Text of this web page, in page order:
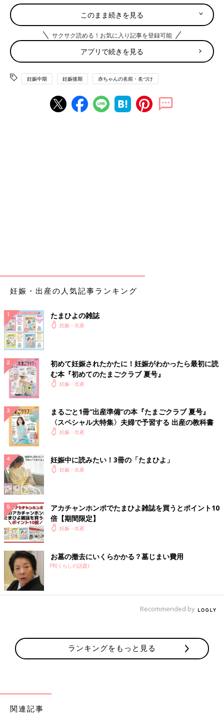
⑥重要な人物のたとえ。
【願い】
どの道に進んでも、輝く才能を発揮できるようにと願って。その
名のとおり、スターや世の中の重要人物になってほしいという期
待も込めて。
たまひよの「名づけ博士」
たまひよのアプリ「まいにちのたまひよ」から、「名づけ博士」
【星】を使った赤ちゃんの名前例
【星】を使った女の子の名前例
星那（せな）
星奈（せいな）
星良 （せいら）
【星】を使った男の子の名前例
龍星（りゅうせい）
星哉（せいや）
竣星（しゅんせい）
※2025年に施行された改正戸籍法により、漢字本来の読みにはな
い”当て字”を使用する場合、自治体によっては受理されないこと
もあります。
出生届を提出する際、上記に留意して名前を考えましょう。
※この記事には、たまひよ読者の名づけ過去例として、”当て
字”を使用した名前も取り扱っています。
たまひよの名前事典
このまま続きを見る
サクサク読める！お気に入り記事を登録可能
アプリで続きを見る
妊娠中期 妊娠後期 赤ちゃんの名前・名づけ
妊娠・出産の人気記事ランキング
たまひよの雑誌
妊娠・出産
初めて妊娠されたかたに！妊娠がわかったら最初に読
む本『初めてのたまごクラブ 夏号』
妊娠・出産
まるごと1冊“出産準備”の本『たまごクラブ 夏号』
〈スペシャル大特集〉夫婦で予習する 出産の教科書
妊娠・出産
妊娠中に読みたい！3冊の「たまひよ」
妊娠・出産
アカチャンホンポでたまひよ雑誌を買うとポイント10
倍【期間限定】
妊娠・出産
お墓の撤去にいくらかかる？墓じまい費用
PR(くらしの話題)
Recommended by
ランキングをもっと見る
関連記事